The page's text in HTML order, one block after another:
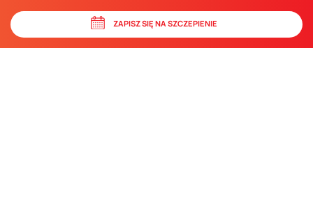
ZAPISZ SIĘ NA SZCZEPIENIE